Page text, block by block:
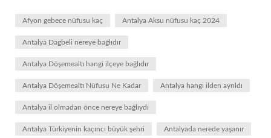
Afyon gebece nüfusu kaç Antalya Aksu nüfusu kaç 2024
Antalya Dagbeli nereye bağlıdır
Antalya Döşemealtı hangi ilçeye bağlıdır
Antalya Döşemealtı Nüfusu Ne Kadar Antalya hangi ilden ayrıldı
Antalya il olmadan önce nereye bağlıydı
Antalya Türkiyenin kaçıncı büyük şehri Antalyada nerede yaşanır